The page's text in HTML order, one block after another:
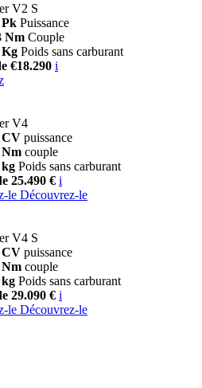
V2 S
Pk Puissance
Nm Couple
Kg Poids sans carburant
€18.290 i
V4
CV puissance
Nm couple
kg Poids sans carburant
25.490 € i
le Découvrez-le
V4 S
CV puissance
Nm couple
kg Poids sans carburant
29.090 € i
le Découvrez-le